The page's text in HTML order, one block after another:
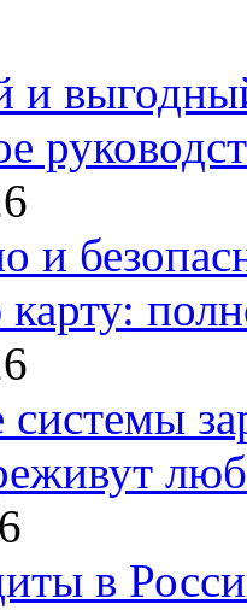
и
и
системы
в